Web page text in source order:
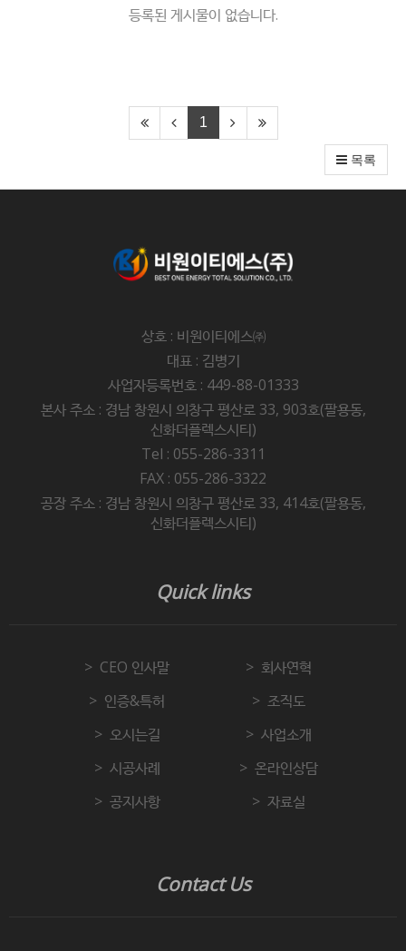
등록된 게시물이 없습니다.
1
목록
상호 : 비원이티에스㈜
대표 : 김병기
사업자등록번호 : 449-88-01333
본사 주소 : 경남 창원시 의창구 평산로 33, 903호(팔용동,
신화더플렉스시티)
Tel : 055-286-3311
FAX : 055-286-3322
공장 주소 : 경남 창원시 의창구 평산로 33, 414호(팔용동,
신화더플렉스시티)
Quick links
CEO 인사말
회사연혁
인증&특허
조직도
오시는길
사업소개
시공사례
온라인상담
공지사항
자료실
Contact Us